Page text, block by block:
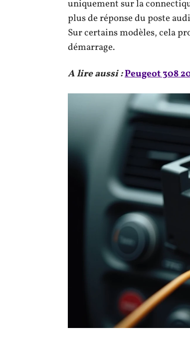
uniquement sur la
plus de réponse du poste
Sur certains modèles, cela
démarrage.
A lire aussi :Peugeot 308